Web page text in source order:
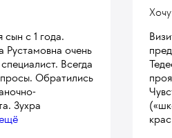
с 1 года.
Рустамовна очень
Всегда
Обратились
Зухра